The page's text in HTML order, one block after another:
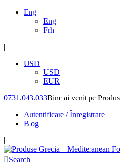
Eng
Eng
Frh
|
USD
USD
EUR
0731.043.033Bine ai venit pe
Autentificare / Înregistrare
Blog
|
Search